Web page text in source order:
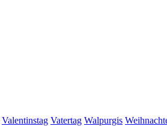
Valentinstag Vatertag Walpurgis